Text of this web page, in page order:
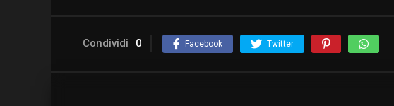
Condividi 0 Facebook Twitter